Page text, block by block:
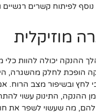
לפיתוח קשרים רגשיים
מוזיקלית
ההנקה יכולה להוות כלי
הופכת לחלק מהשגרה,
לחץ ובשיפור מצב הרוח.
ההנקה, התינוק עשוי
מה שעשוי לשפר את